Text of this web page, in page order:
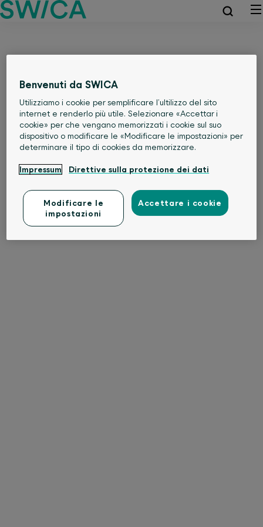
Benvenuti da SWICA
Utilizziamo i cookie per semplificare l’ultilizzo del sito
internet e renderlo più utile. Selezionare «Accettar i
cookie» per che vengano memorizzati i cookie sul suo
dispositivo o modificare le «Modificare le impostazioni» per
determinare il tipo di cookies da memorizzare.
Impressum Direttive sulla protezione dei dati
Modificare le
impostazioni
Accettare i cookie